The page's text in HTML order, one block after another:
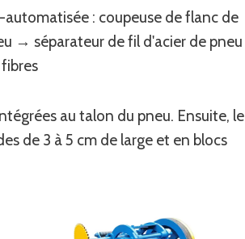
automatisée : coupeuse de flanc de
→ séparateur de fil d'acier de pneu
au talon du pneu. Ensuite, le
de 3 à 5 cm de large et en blocs